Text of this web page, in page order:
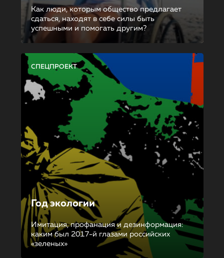
Как люди, которым общество предлагает
сдаться, находят в себе силы быть
успешными и помогать другим?
СПЕЦПРОЕКТ
Год экологии
Имитация, профанация и дезинформация:
каким был 2017-й глазами российских
«зеленых»